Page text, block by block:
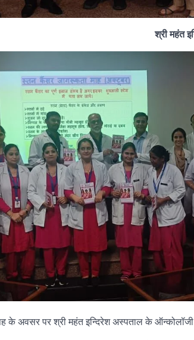
श्री महंत
अवसर पर श्री महंत इन्दिरेश अस्पताल के ऑन्कोलॉजी